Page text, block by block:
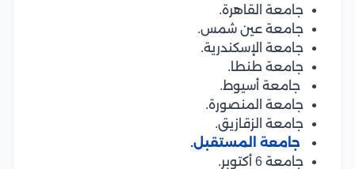
جامعة القاهرة.
جامعة عين شمس.
جامعة الإسكندرية.
جامعة طنطا.
جامعة أسيوط.
جامعة المنصورة.
جامعة الزقازيق.
جامعة المستقبل.
جامعة 6 أكتوبر.